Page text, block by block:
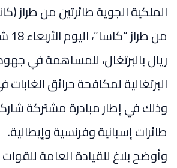
الملكية الجوية طائرتين من طراز
من
ريال بالبرتغال، للمساهمة في
البرتغالية لمكافحة حرائق الغابات
وذلك في إطار مبادرة مشتركة
طائرات إسبانية وفرنسية وإيطالية.
وأوضح بلاغ للقيادة العامة